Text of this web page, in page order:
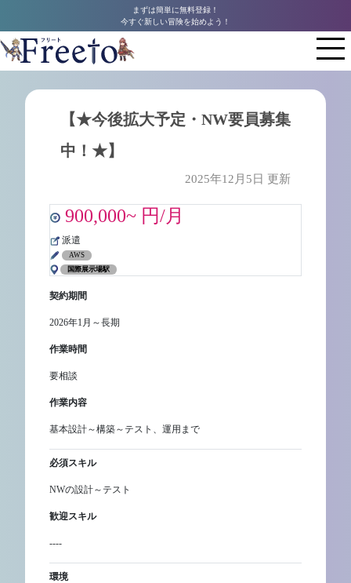
まずは簡単に無料登録！
今すぐ新しい冒険を始めよう！
【★今後拡大予定・NW要員募集
中！★】
2025年12月5日 更新
900,000~ 円/月
派遣
AWS
国際展示場駅
契約期間
2026年1月～長期
作業時間
要相談
作業内容
基本設計～構築～テスト、運用まで
必須スキル
NWの設計～テスト
歓迎スキル
----
環境